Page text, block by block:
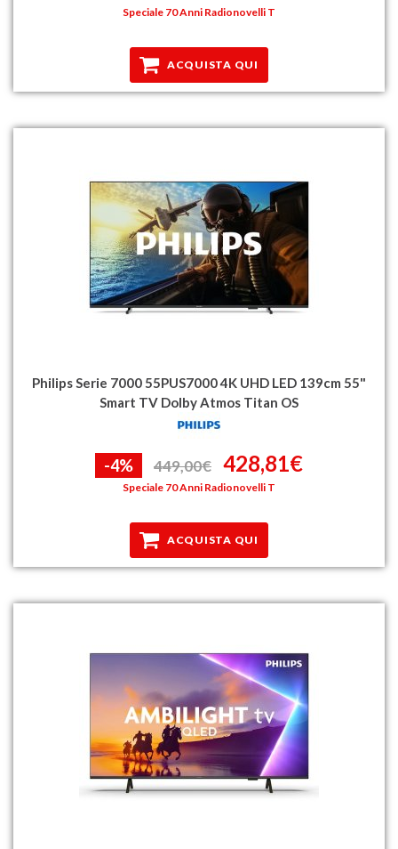
Speciale 70 Anni Radionovelli T
ACQUISTA QUI
Philips Serie 7000 55PUS7000 4K UHD LED 139cm 55"
Smart TV Dolby Atmos Titan OS
-4% 449,00€ 428,81€
Speciale 70 Anni Radionovelli T
ACQUISTA QUI